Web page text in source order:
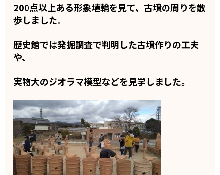
200点以上ある形象埴輪を見て、古墳の周りを散
歩しました。
歴史館では発掘調査で判明した古墳作りの工夫
や、
実物大のジオラマ模型などを見学しました。